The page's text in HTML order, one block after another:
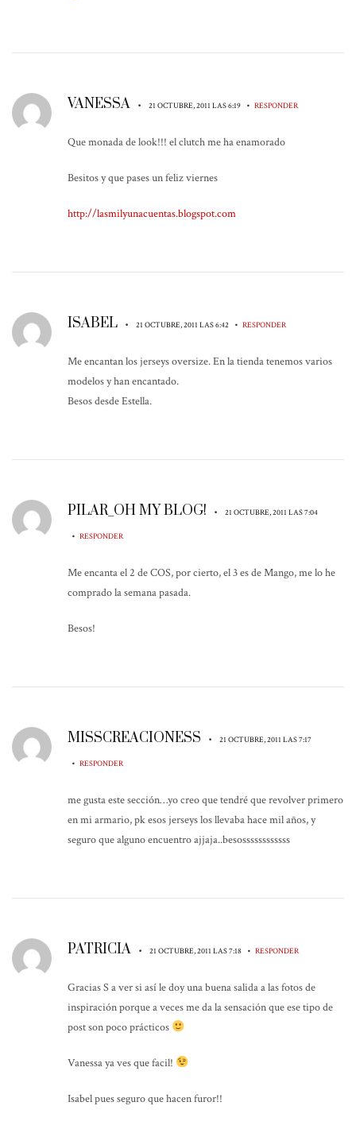
VANESSA • 21 OCTUBRE, 2011 LAS 6:19 • RESPONDER
Que monada de look!!! el clutch me ha enamorado
Besitos y que pases un feliz viernes
http://lasmilyunacuentas.blogspot.com
ISABEL • 21 OCTUBRE, 2011 LAS 6:42 • RESPONDER
Me encantan los jerseys oversize. En la tienda tenemos varios
modelos y han encantado.
Besos desde Estella.
PILAR_OH MY BLOG! • 21 OCTUBRE, 2011 LAS 7:04
• RESPONDER
Me encanta el 2 de COS, por cierto, el 3 es de Mango, me lo he
comprado la semana pasada.
Besos!
MISSCREACIONESS • 21 OCTUBRE, 2011 LAS 7:17
• RESPONDER
me gusta este sección…yo creo que tendré que revolver primero
en mi armario, pk esos jerseys los llevaba hace mil años, y
seguro que alguno encuentro ajjaja..besossssssssssss
PATRICIA • 21 OCTUBRE, 2011 LAS 7:18 • RESPONDER
Gracias S a ver si así le doy una buena salida a las fotos de
inspiración porque a veces me da la sensación que ese tipo de
post son poco prácticos
Vanessa ya ves que facil!
Isabel pues seguro que hacen furor!!